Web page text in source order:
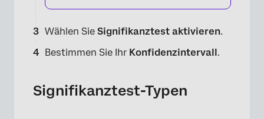
Wählen Sie Signifikanztest aktivieren.
Bestimmen Sie Ihr Konfidenzintervall.
Signifikanztest-Typen